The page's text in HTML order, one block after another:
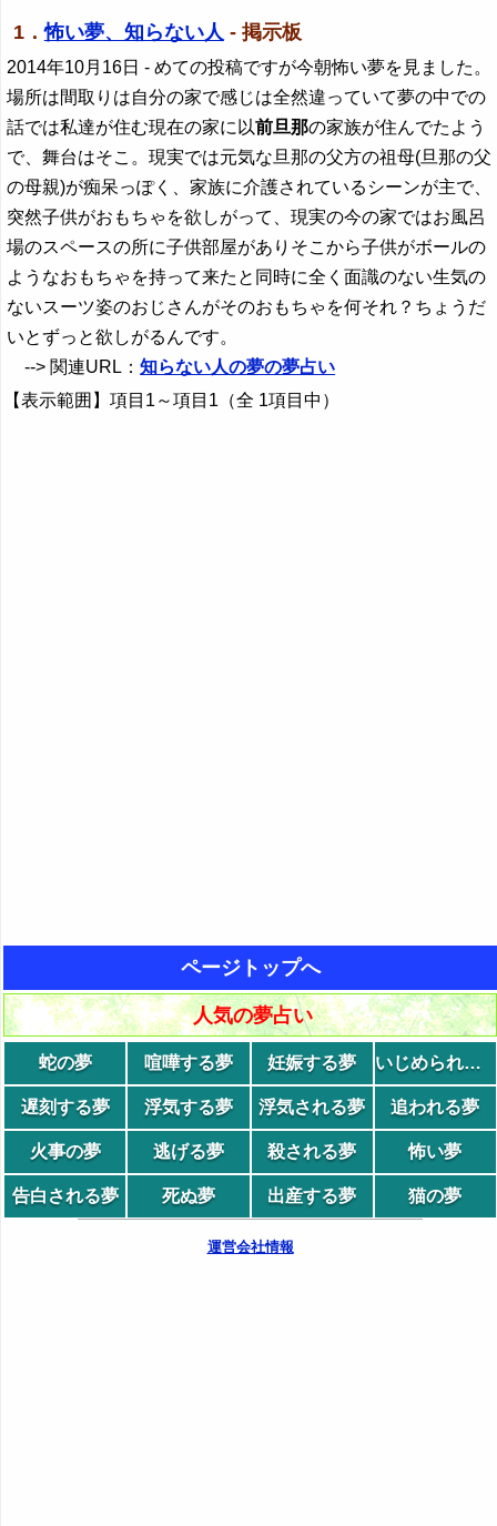
1．怖い夢、知らない人 - 掲示板
2014年10月16日 - めての投稿ですが今朝怖い夢を見ました。
場所は間取りは自分の家で感じは全然違っていて夢の中での
話では私達が住む現在の家に以前旦那の家族が住んでたよう
で、舞台はそこ。現実では元気な旦那の父方の祖母(旦那の父
の母親)が痴呆っぽく、家族に介護されているシーンが主で、
突然子供がおもちゃを欲しがって、現実の今の家ではお風呂
場のスペースの所に子供部屋がありそこから子供がボールの
ようなおもちゃを持って来たと同時に全く面識のない生気の
ないスーツ姿のおじさんがそのおもちゃを何それ？ちょうだ
いとずっと欲しがるんです。
--> 関連URL：知らない人の夢の夢占い
【表示範囲】項目1～項目1（全 1項目中）
ページトップへ
人気の夢占い
蛇の夢 喧嘩する夢 妊娠する夢 いじめられる夢
遅刻する夢 浮気する夢 浮気される夢 追われる夢
火事の夢 逃げる夢 殺される夢 怖い夢
告白される夢 死ぬ夢 出産する夢 猫の夢
運営会社情報